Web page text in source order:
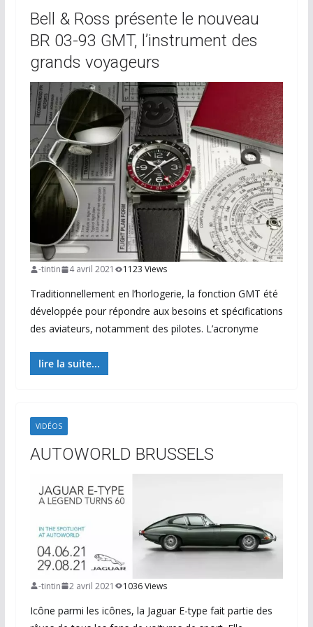
Bell & Ross présente le nouveau
BR 03-93 GMT, l’instrument des
grands voyageurs
-tintin 4 avril 2021 1123 Views
Traditionnellement en l’horlogerie, la fonction GMT été
développée pour répondre aux besoins et spécifications
des aviateurs, notamment des pilotes. L’acronyme
lire la suite...
VIDÉOS
AUTOWORLD BRUSSELS
-tintin 2 avril 2021 1036 Views
Icône parmi les icônes, la Jaguar E-type fait partie des